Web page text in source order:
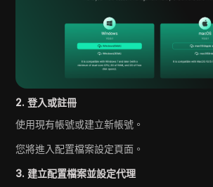
2. 登入或註冊
使用現有帳號或建立新帳號。
您將進入配置檔案設定頁面。
3. 建立配置檔案並設定代理